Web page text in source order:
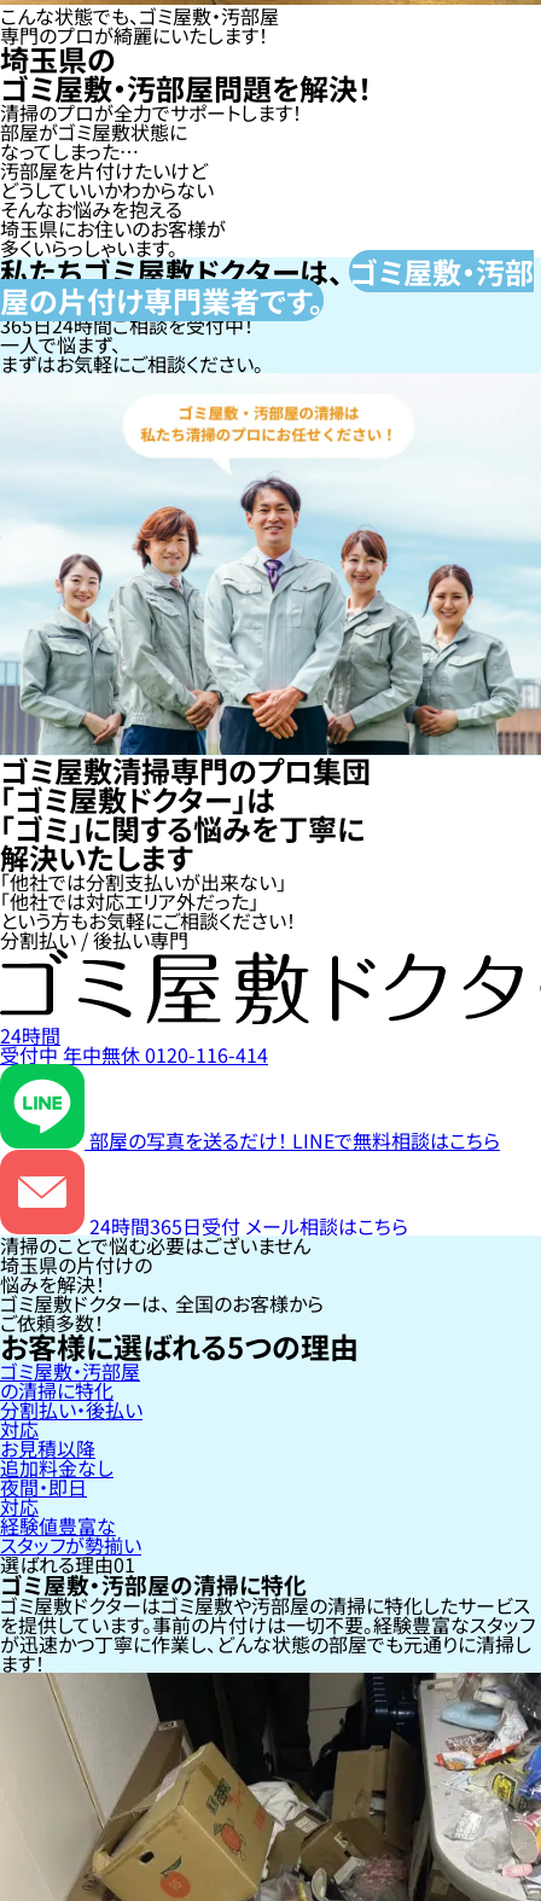
こんな状態でも、ゴミ屋敷・汚部屋
専門のプロが綺麗にいたします！
埼玉県の
ゴミ屋敷・汚部屋問題を解決！
清掃のプロが全力でサポートします！
部屋がゴミ屋敷状態に
なってしまった…
汚部屋を片付けたいけど
どうしていいかわからない
そんなお悩みを抱える
埼玉県にお住いのお客様が
多くいらっしゃいます。
私たちゴミ屋敷ドクターは、ゴミ屋敷・汚部
屋の片付け専門業者です。
365日24時間ご相談を受付中！
一人で悩まず、
まずはお気軽にご相談ください。
ゴミ屋敷清掃専門のプロ集団
「ゴミ屋敷ドクター」は
「ゴミ」に関する悩みを丁寧に
解決いたします
「他社では分割支払いが出来ない」
「他社では対応エリア外だった」
という方もお気軽にご相談ください！
分割払い / 後払い専門
24時間
受付中年中無休0120-116-414
部屋の写真を送るだけ！ LINEで無料相談はこちら
24時間365日受付 メール相談はこちら
清掃のことで悩む必要はございません
埼玉県の片付けの
悩みを解決！
ゴミ屋敷ドクターは、 全国のお客様から
ご依頼多数！
お客様に選ばれる5つの理由
ゴミ屋敷・汚部屋
の清掃に特化
分割払い・後払い
対応
お見積以降
追加料金なし
夜間・即日
対応
経験値豊富な
スタッフが勢揃い
選ばれる理由01
ゴミ屋敷・汚部屋の清掃に特化
ゴミ屋敷ドクターはゴミ屋敷や汚部屋の清掃に特化したサービス
を提供しています。事前の片付けは一切不要。経験豊富なスタッフ
が迅速かつ丁寧に作業し、どんな状態の部屋でも元通りに清掃し
ます！